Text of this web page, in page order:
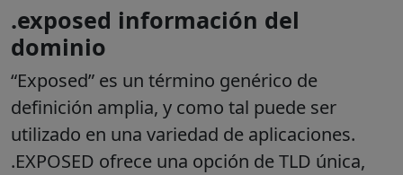
.exposed información del
dominio
“Exposed” es un término genérico de
definición amplia, y como tal puede ser
utilizado en una variedad de aplicaciones.
.EXPOSED ofrece una opción de TLD única,